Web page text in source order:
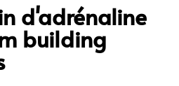
d'adrénaline
building